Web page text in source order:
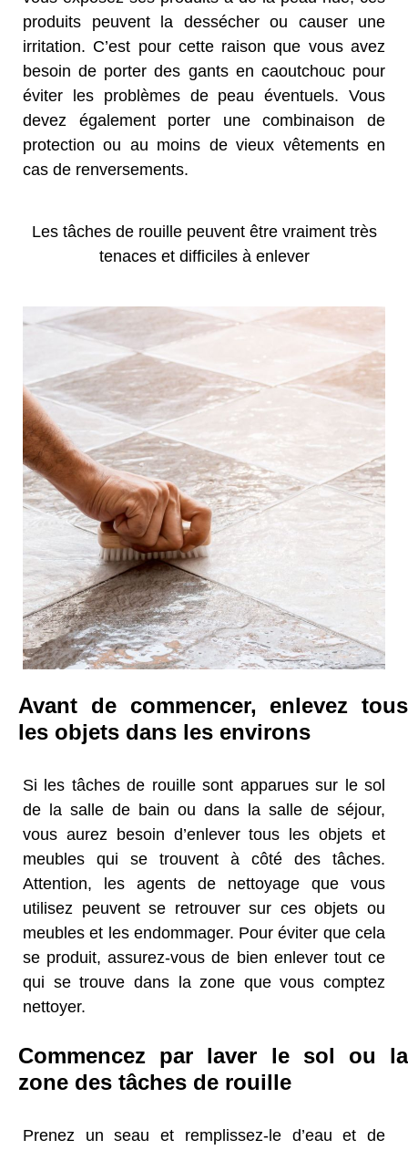
produits peuvent la dessécher ou causer une
irritation. C’est pour cette raison que vous avez
besoin de porter des gants en caoutchouc pour
éviter les problèmes de peau éventuels. Vous
devez également porter une combinaison de
protection ou au moins de vieux vêtements en
cas de renversements.
Les tâches de rouille peuvent être vraiment très
tenaces et difficiles à enlever
Avant de commencer, enlevez tous
les objets dans les environs
Si les tâches de rouille sont apparues sur le sol
de la salle de bain ou dans la salle de séjour,
vous aurez besoin d’enlever tous les objets et
meubles qui se trouvent à côté des tâches.
Attention, les agents de nettoyage que vous
utilisez peuvent se retrouver sur ces objets ou
meubles et les endommager. Pour éviter que cela
se produit, assurez-vous de bien enlever tout ce
qui se trouve dans la zone que vous comptez
nettoyer.
Commencez par laver le sol ou la
zone des tâches de rouille
Prenez un seau et remplissez-le d’eau et de